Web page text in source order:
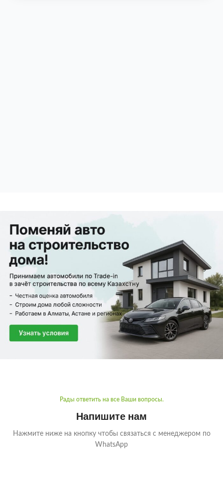
Рады ответить на все Ваши вопросы.
Напишите нам
Нажмите ниже на кнопку чтобы связаться с менеджером по
WhatsApp